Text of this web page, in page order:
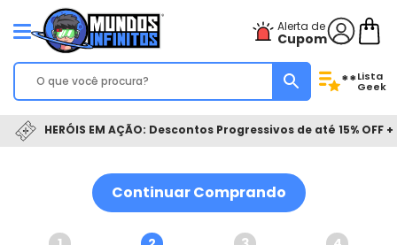
Alerta de
Cupom
**Lista
Geek
HERÓIS EM AÇÃO: Descontos Progressivos de até 15% OFF
Continuar Comprando